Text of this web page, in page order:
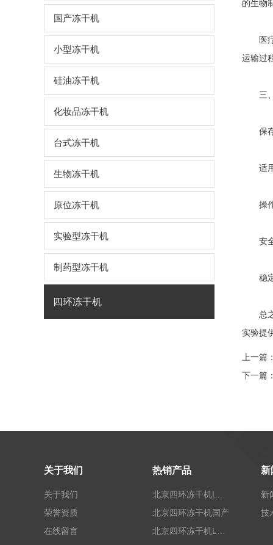
国产冻干机
小型冻干机
硅油冻干机
化妆品冻干机
台式冻干机
生物冻干机
原位冻干机
实验型冻干机
制药型冻干机
四环冻干机
的生物
医疗
运输过
三、
保存
适用
操作
安全
稳定
总之
实验提
上一篇
下一篇
关于我们
关于我们
荣誉资质
在线留言
热销产品
北京四环冻干机国产
新
新
技